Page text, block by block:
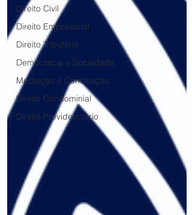
Direito Civil
Direito Empresarial
Direito Tributário
Democracia e Sociedade
Mediação e Conciliação
Direito Condominial
Direito Previdenciário